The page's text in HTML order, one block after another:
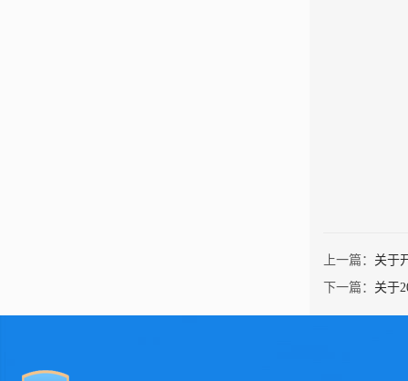
上一篇： 关于
下一篇： 关于